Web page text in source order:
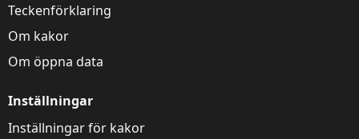
Teckenförklaring
Om kakor
Om öppna data
Inställningar
Inställningar för kakor